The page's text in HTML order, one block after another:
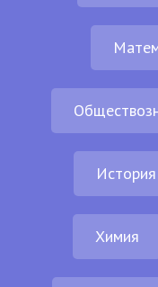
История
Химия